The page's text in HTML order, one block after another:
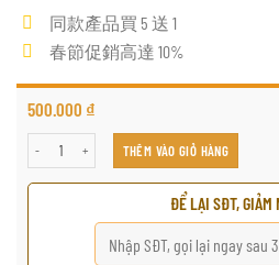
同款產品買 5 送 1
春節促銷高達 10%
500.000 ₫
招财四叶草沉香手链 số lượngTHÊM VÀO GIỎ HÀNG
ĐỂ LẠI SĐT, GIẢM